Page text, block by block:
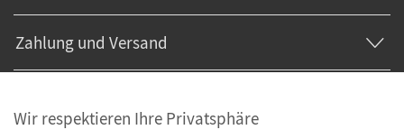
Zahlung und Versand
Wir respektieren Ihre Privatsphäre